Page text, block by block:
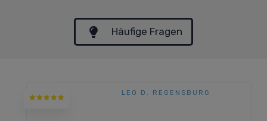
Häufige Fragen
LEO D. REGENSBURG